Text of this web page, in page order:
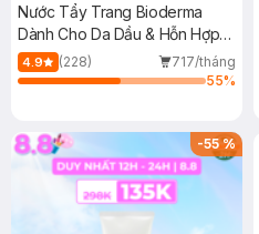
Nước Tẩy Trang Bioderma
Dành Cho Da Dầu & Hỗn Hợp
500ml
4.9 (228)
717/tháng
55%
-55%